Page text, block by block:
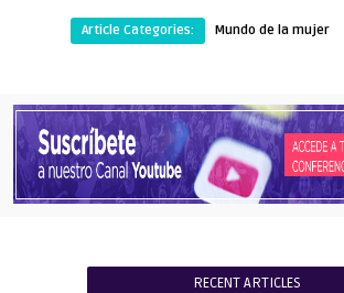
Article Categories: Mundo de la mujer
RECENT ARTICLES